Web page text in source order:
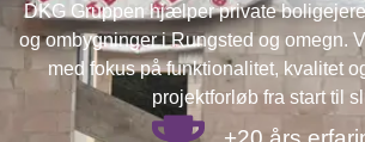
DKG Gruppen hjælper private
og ombygninger i Rungsted og omegn.
med fokus på funktionalitet, kvalitet
projektforløb fra start til